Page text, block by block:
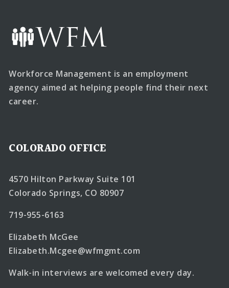
Workforce Management is an employment
agency aimed at helping people find their next
career.
COLORADO OFFICE
4570 Hilton Parkway Suite 101
Colorado Springs, CO 80907
719-955-6163
Elizabeth McGee
Elizabeth.Mcgee@wfmgmt.com
Walk-in interviews are welcomed every day.